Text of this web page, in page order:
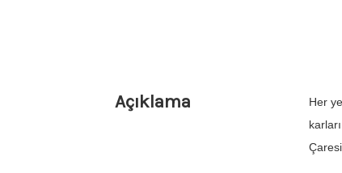
Açıklama
Her